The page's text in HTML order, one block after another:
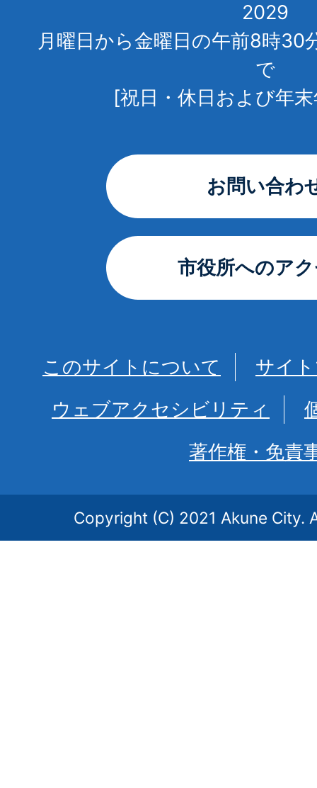
2029
月曜日から金曜日の午前8時30
で
[祝日・休日および年
お問い合わ
市役所へのア
このサイトについて
サイ
ウェブアクセシビリティ
著作権・免責
Copyright (C) 2021 Akune City.